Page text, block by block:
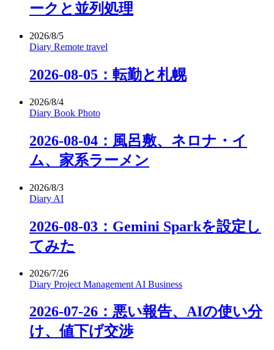
ークと並列処理
2026/8/5
Diary Remote travel
2026-08-05：転勤と札幌
2026/8/4
Diary Book Photo
2026-08-04：風呂敷、ネロナ・イ
ム、家系ラーメン
2026/8/3
Diary AI
2026-08-03：Gemini Sparkを設定し
てみた
2026/7/26
Diary Project Management AI Business
2026-07-26：悪い報告、AIの使い分
け、値下げ交渉